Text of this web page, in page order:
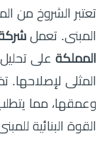
تعتبر الشروخ من
المبنى. تعمل
المملكة على
المثلى
وعمقها، مما
القوة البنائية